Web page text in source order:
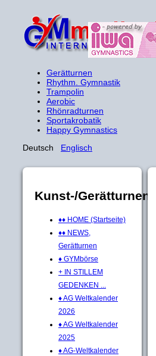
Gerätturnen
Rhythm. Gymnastik
Trampolin
Aerobic
Rhönradturnen
Sportakrobatik
Happy Gymnastics
Deutsch Englisch
Kunst-/Gerätturnen
♦♦ HOME (Startseite)
♦♦ NEWS,
Gerätturnen
♦ GYMbörse
+ IN STILLEM
GEDENKEN ...
♦ AG Weltkalender
2026
♦ AG Weltkalender
2025
♦ AG-Weltkalender